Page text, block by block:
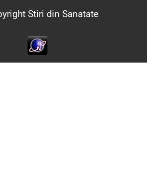
Stiri din Sanatate